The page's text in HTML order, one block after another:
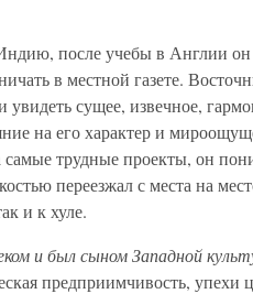
после учебы в Англии он
в местной газете.
сущее, извечное,
на его характер и
самые трудные проекты, он
переезжал с места на
и к хуле.
и был сыном Западной
предприимчивость,